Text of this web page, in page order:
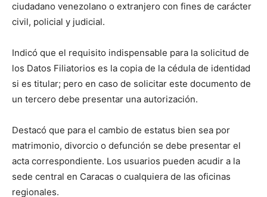
ciudadano venezolano o extranjero con fines de carácter
civil, policial y judicial.
Indicó que el requisito indispensable para la solicitud de
los Datos Filiatorios es la copia de la cédula de identidad
si es titular; pero en caso de solicitar este documento de
un tercero debe presentar una autorización.
Destacó que para el cambio de estatus bien sea por
matrimonio, divorcio o defunción se debe presentar el
acta correspondiente. Los usuarios pueden acudir a la
sede central en Caracas o cualquiera de las oficinas
regionales.